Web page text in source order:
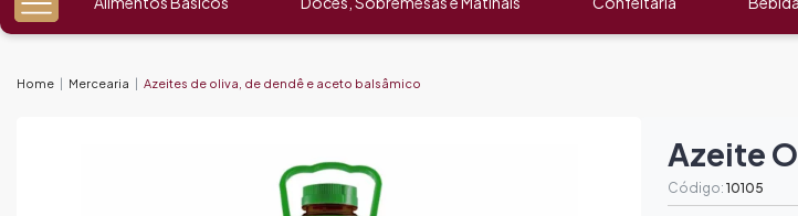
Home Mercearia Azeites de oliva, de dendê e aceto balsâmico
Azeite
Código: 10105